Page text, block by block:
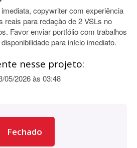
copywriter com experiência
reais para redação de 2 VSLs no
Favor enviar portfólio com trabalhos
para início imediato.
nesse projeto:
05/2026 às 03:48
Fechado